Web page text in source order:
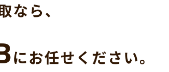
なら、
にお任せください。